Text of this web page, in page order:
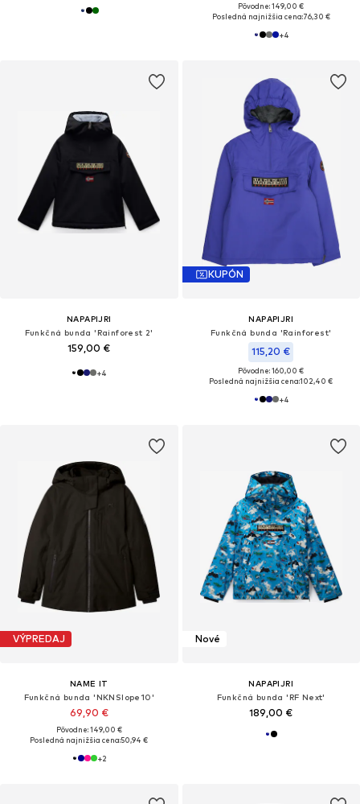
Pôvodne: 149,00 €
Posledná najnižšia cena:76,30 €
+4
NAPAPIJRI
Funkčná bunda 'Rainforest 2'
159,00 €
+4
KUPÓN
NAPAPIJRI
Funkčná bunda 'Rainforest'
115,20 €
Pôvodne: 160,00 €
Posledná najnižšia cena:102,40 €
+4
VÝPREDAJ
NAME IT
Funkčná bunda 'NKNSlope10'
69,90 €
Pôvodne: 149,00 €
Posledná najnižšia cena:50,94 €
+2
Nové
NAPAPIJRI
Funkčná bunda 'RF Next'
189,00 €